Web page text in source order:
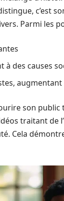
c’est
Parmi les
des causes
son
traitant de
Cela